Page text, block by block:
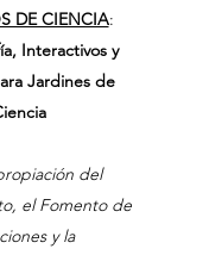
DE CIENCIA:
Interactivos y
Jardines de
del
el Fomento de
y la